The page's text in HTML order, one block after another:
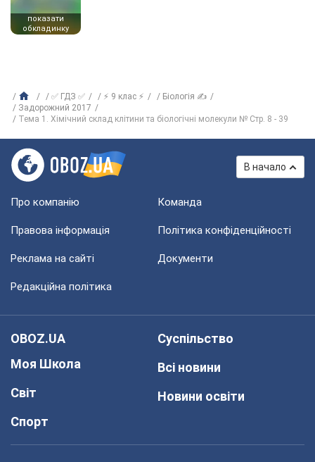
показати
обкладинку
✅ ГДЗ ✅ ⚡ 9 клас ⚡
Біологія ✍
Задорожний 2017
Тема 1. Хімічний склад клітини та біологічні молекули № Стр. 8 - 39
В начало
Про компанію Команда
Правова інформація Політика конфіденційності
Реклама на сайті Документи
Редакційна політика
OBOZ.UA
Моя Школа
Світ
Спорт
Суспільство
Всі новини
Новини освіти